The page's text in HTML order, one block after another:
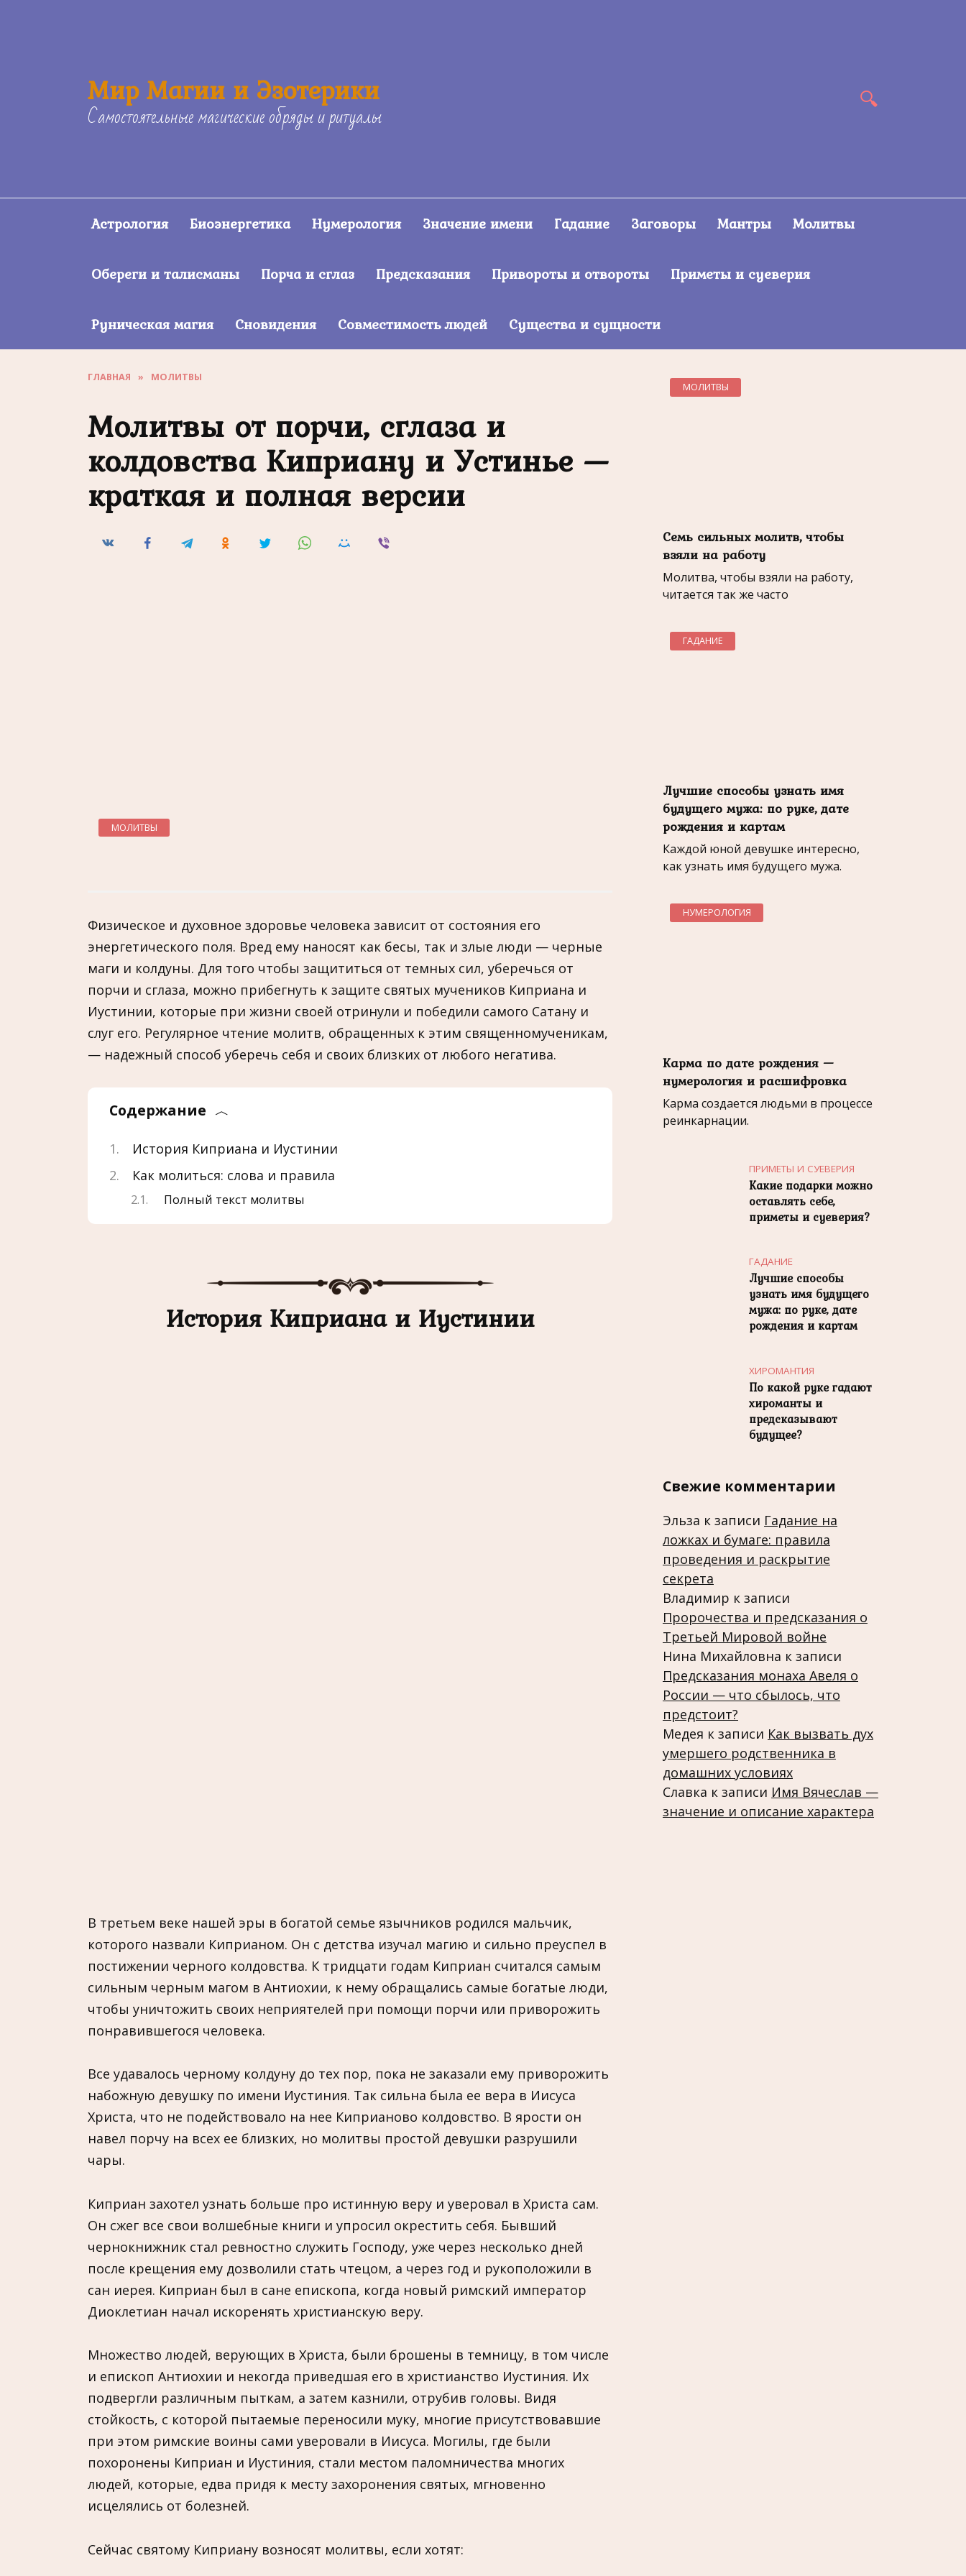
Мир Магии и Эзотерики
Самостоятельные магические обряды и ритуалы
Астрология Биоэнергетика Нумерология Значение имени Гадание Заговоры Мантры Молитвы
Обереги и талисманы Порча и сглаз Предсказания Привороты и отвороты Приметы и суеверия
Руническая магия Сновидения Совместимость людей Существа и сущности
ГЛАВНАЯ » МОЛИТВЫ
Молитвы от порчи, сглаза и
колдовства Киприану и Устинье —
краткая и полная версии
МОЛИТВЫ
Физическое и духовное здоровье человека зависит от состояния его
энергетического поля. Вред ему наносят как бесы, так и злые люди — черные
маги и колдуны. Для того чтобы защититься от темных сил, уберечься от
порчи и сглаза, можно прибегнуть к защите святых мучеников Киприана и
Иустинии, которые при жизни своей отринули и победили самого Сатану и
слуг его. Регулярное чтение молитв, обращенных к этим священномученикам,
— надежный способ уберечь себя и своих близких от любого негатива.
Содержание
История Киприана и Иустинии
Как молиться: слова и правила
Полный текст молитвы
История Киприана и Иустинии
В третьем веке нашей эры в богатой семье язычников родился мальчик,
которого назвали Киприаном. Он с детства изучал магию и сильно преуспел в
постижении черного колдовства. К тридцати годам Киприан считался самым
сильным черным магом в Антиохии, к нему обращались самые богатые люди,
чтобы уничтожить своих неприятелей при помощи порчи или приворожить
понравившегося человека.
Все удавалось черному колдуну до тех пор, пока не заказали ему приворожить
набожную девушку по имени Иустиния. Так сильна была ее вера в Иисуса
Христа, что не подействовало на нее Киприаново колдовство. В ярости он
навел порчу на всех ее близких, но молитвы простой девушки разрушили
чары.
Киприан захотел узнать больше про истинную веру и уверовал в Христа сам.
Он сжег все свои волшебные книги и упросил окрестить себя. Бывший
чернокнижник стал ревностно служить Господу, уже через несколько дней
после крещения ему дозволили стать чтецом, а через год и рукоположили в
сан иерея. Киприан был в сане епископа, когда новый римский император
Диоклетиан начал искоренять христианскую веру.
Множество людей, верующих в Христа, были брошены в темницу, в том числе
и епископ Антиохии и некогда приведшая его в христианство Иустиния. Их
подвергли различным пыткам, а затем казнили, отрубив головы. Видя
стойкость, с которой пытаемые переносили муку, многие присутствовавшие
при этом римские воины сами уверовали в Иисуса. Могилы, где были
похоронены Киприан и Иустиния, стали местом паломничества многих
людей, которые, едва придя к месту захоронения святых, мгновенно
исцелялись от болезней.
Сейчас святому Киприану возносят молитвы, если хотят:
МОЛИТВЫ
Семь сильных молитв, чтобы
взяли на работу
Молитва, чтобы взяли на работу,
читается так же часто
ГАДАНИЕ
Лучшие способы узнать имя
будущего мужа: по руке, дате
рождения и картам
Каждой юной девушке интересно,
как узнать имя будущего мужа.
НУМЕРОЛОГИЯ
Карма по дате рождения —
нумерология и расшифровка
Карма создается людьми в процессе
реинкарнации.
ПРИМЕТЫ И СУЕВЕРИЯ
Какие подарки можно
оставлять себе,
приметы и суеверия?
ГАДАНИЕ
Лучшие способы
узнать имя будущего
мужа: по руке, дате
рождения и картам
ХИРОМАНТИЯ
По какой руке гадают
хироманты и
предсказывают
будущее?
Свежие комментарии
Эльза к записи Гадание на
ложках и бумаге: правила
проведения и раскрытие
секрета
Владимир к записи
Пророчества и предсказания о
Третьей Мировой войне
Нина Михайловна к записи
Предсказания монаха Авеля о
России — что сбылось, что
предстоит?
Медея к записи Как вызвать дух
умершего родственника в
домашних условиях
Славка к записи Имя Вячеслав —
значение и описание характера